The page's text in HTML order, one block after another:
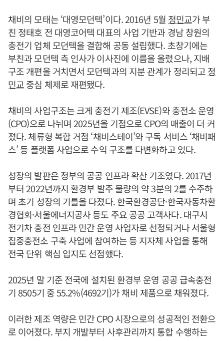
채비의 모태는 ‘대영모던텍’이다. 2016년 5월 정민교가 부
친 정태호 전 대영코어텍 대표의 사업 기반과 경남 창원의
충전기 업체 모던텍을 결합해 공동 설립했다. 초창기에는
부친과 모던텍 측 인사가 이사진에 이름을 올렸으나, 지배
구조 개편을 거치면서 모던텍과의 지분 관계가 정리되고정
민교중심 체제로 재편됐다.
채비의 사업구조는 크게 충전기 제조(EVSE)와 충전소 운영
(CPO)으로 나뉘며 2025년을 기점으로 CPO의 매출이 더 커
졌다. 체류형 복합 거점 ‘채비스테이’와 구독 서비스 ‘채비패
스’ 등 플랫폼 사업으로 수익 구조를 다변화하고 있다.
성장의 발판은 정부의 공공 인프라 확산 기조였다. 2017년
부터 2022년까지 환경부 발주 물량의 약 3분의 2를 수주하
며 초기 성장의 기틀을 다졌다. 한국환경공단·한국자동차환
경협회·서울에너지공사 등도 주요 공공 고객사다. 대구시
전기차 충전 인프라 민간 운영 사업자로 선정되거나 서울형
집중충전소 구축 사업에 참여하는 등 지자체 사업을 통해
전국 단위 핵심 입지도 선점했다.
2025년 말 기준 전국에 설치된 환경부 운영 공공 급속충전
기 8505기 중 55.2%(4692기)가 채비 제품으로 채워졌다.
이러한 제조 역량은 민간 CPO 시장으로의 성공적인 전환으
로 이어졌다. 부지 개발부터 사후관리까지 통합 수행하는